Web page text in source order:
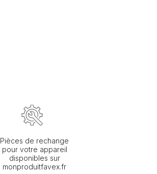
Pièces de rechange
pour votre appareil
disponibles sur
monproduitfavex.fr